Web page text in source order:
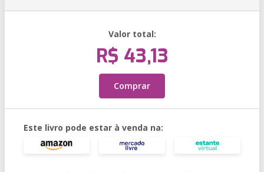
Valor total:
R$ 43,13
Comprar
Este livro pode estar à venda na: